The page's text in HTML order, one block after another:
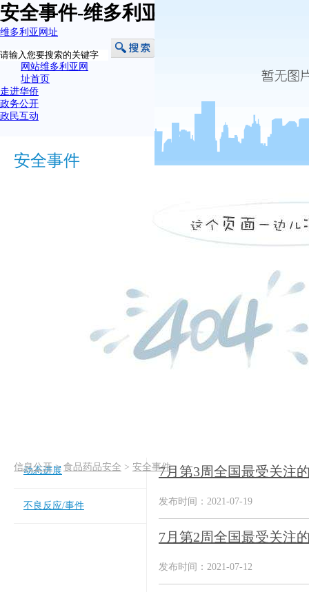
安全事件-维多利亚网址
维多利亚网址
网站维多利亚网
址首页
走进华侨
政务公开
政民互动
安全事件
信息公开> 食品药品安全 > 安全事件
动态进展
不良反应/事件
7月第3周全国最受关注
发布时间：2021-07-19
7月第2周全国最受关注
发布时间：2021-07-12